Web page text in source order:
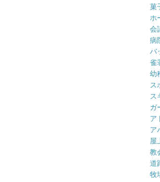
菓
ホ
会
病
バ
雀
幼
ス
ス
ガ
ア
ア
屋
教
道
牧